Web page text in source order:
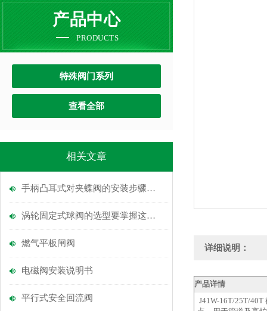
产品中心
PRODUCTS
特殊阀门系列
查看全部
相关文章
手柄凸耳式对夹蝶阀的安装步骤说明
涡轮固定式球阀的选型要掌握这些内容
燃气平板闸阀
电磁阀安装说明书
平行式安全回流阀
详细说明：
产品详情
J41W-16T/25T/